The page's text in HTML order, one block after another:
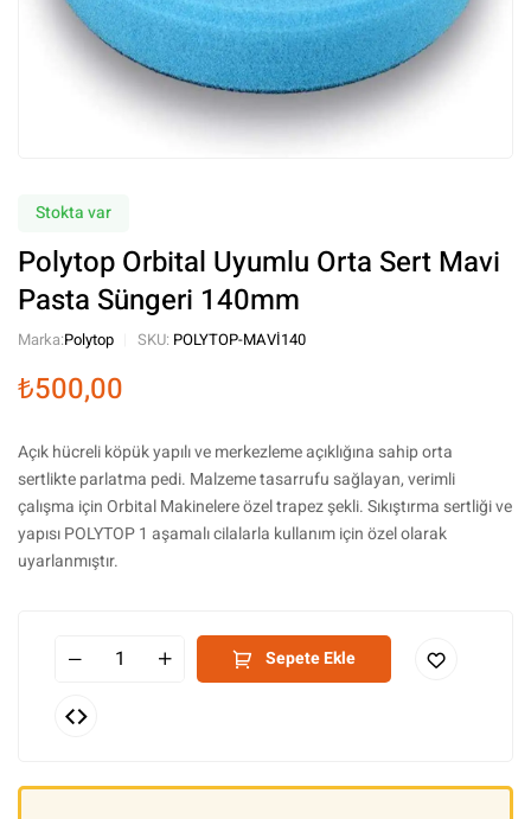
Stokta var
Polytop Orbital Uyumlu Orta Sert Mavi
Pasta Süngeri 140mm
Marka:Polytop SKU: POLYTOP-MAVI140
₺500,00
Açık hücreli köpük yapılı ve merkezleme açıklığına sahip orta
sertlikte parlatma pedi. Malzeme tasarrufu sağlayan, verimli
çalışma için Orbital Makinelere özel trapez şekli. Sıkıştırma sertliği ve
yapısı POLYTOP 1 aşamalı cilalarla kullanım için özel olarak
uyarlanmıştır.
Sepete Ekle